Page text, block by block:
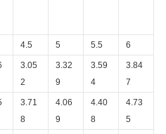
4.5 5 5.5 6
3.05
2
3.32
9
3.59
4
3.84
7
3.71
8
4.06
9
4.40
8
4.73
5